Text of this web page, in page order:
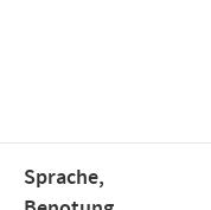
Sprache,